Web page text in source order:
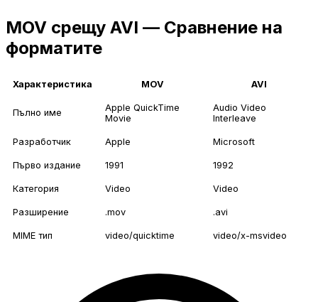
MOV срещу AVI — Сравнение на
форматите
Характеристика MOV AVI
Пълно име
Apple QuickTime
Movie
Audio Video
Interleave
Разработчик Apple Microsoft
Първо издание 1991 1992
Категория Video Video
Разширение .mov .avi
MIME тип video/quicktime video/x-msvideo